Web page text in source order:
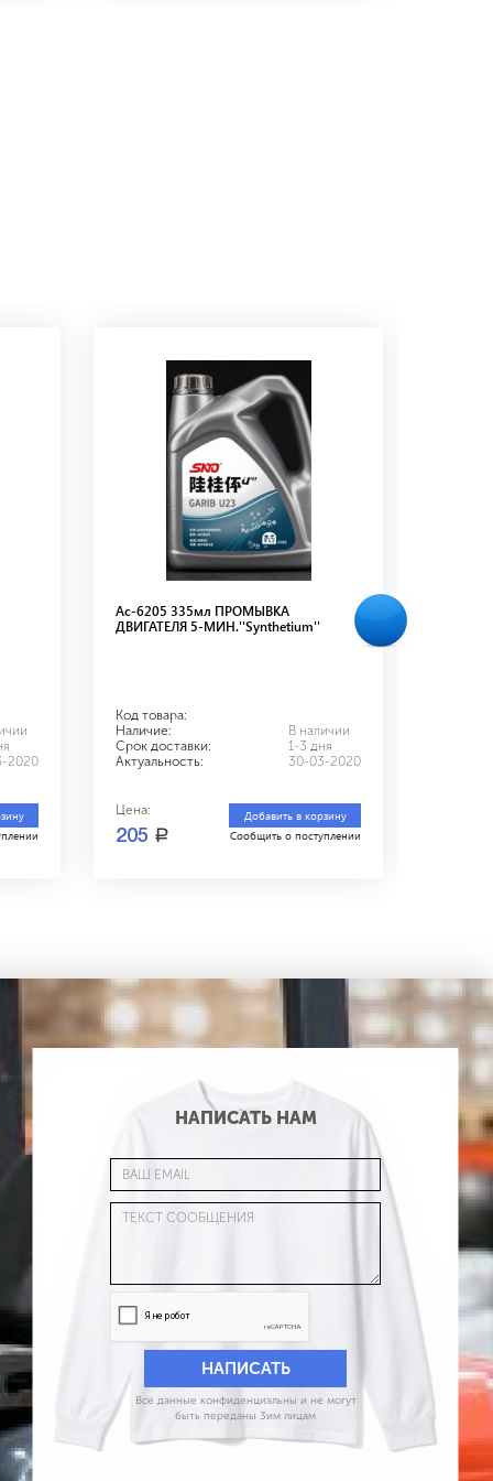
2020
Ас-6205 335мл ПРОМЫВКА
ДВИГАТЕЛЯ 5-МИН.''Synthetium''
Код товара:
Наличие:
В наличии
Срок доставки:
1-3 дня
Актуальность:
30-03-2020
Цена:
205 a
Добавить в корзину
Сообщить о поступлении
НАПИСАТЬ НАМ
Все данные конфиденциальны и не могут
быть переданы 3им лицам